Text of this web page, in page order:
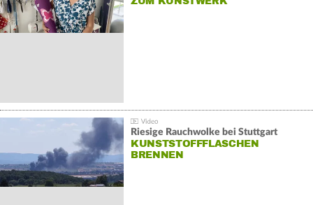
Riesige Rauchwolke bei Stuttgart
KUNSTSTOFFFLASCHEN
BRENNEN